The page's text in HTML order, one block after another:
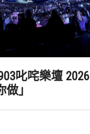
叱咤樂壇 2026
」